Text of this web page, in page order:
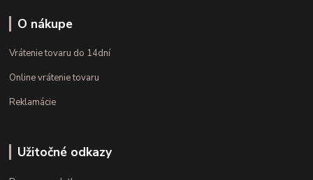
O nákupe
Vrátenie tovaru do 14dní
Online vrátenie tovaru
Reklamácie
Užitočné odkazy